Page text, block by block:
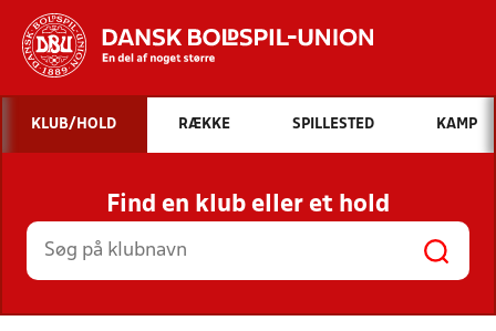
Hvad vil du søge efter?
INDHOLD OG NYHEDER
STILLINGER, RESULTATER, KLUBBER OG
HOLD
KLUB/HOLD RÆKKE SPILLESTED KAMP
Find en klub eller et hold